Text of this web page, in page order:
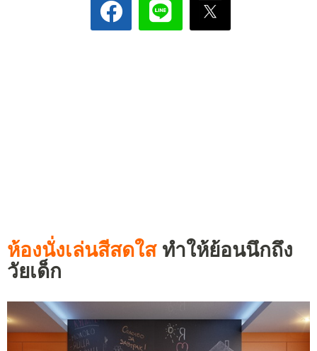
ห้องนั่งเล่นสีสดใสทำให้ย้อนนึกถึง
วัยเด็ก